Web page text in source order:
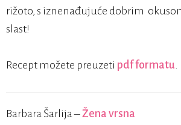
rižoto, s iznenađujuće dobrim
slast!
Recept možete preuzeti pdf formatu.
Barbara Šarlija –Žena vrsna